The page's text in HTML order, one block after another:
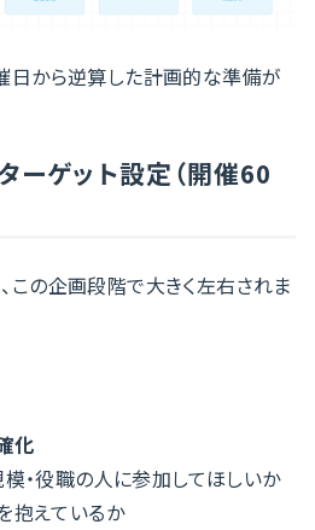
日から逆算した計画的な準備が
ーゲット設定（開催60
この企画段階で大きく左右されま
化
・役職の人に参加してほしいか
抱えているか